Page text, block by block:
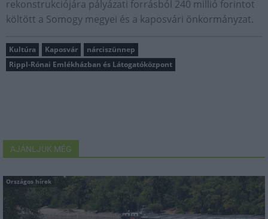
rekonstrukciójára pályázati forrásból 240 millió forintot
költött a Somogy megyei és a kaposvári önkormányzat.
Kultúra Kaposvár
nárciszünnep
Rippl-Rónai Emlékházban és Látogatóközpont
AJÁNLJUK MÉG
Országos hírek